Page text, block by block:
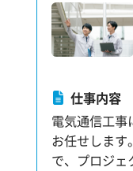
仕事内容
電気通信工事
お任せします
で、プロジェ